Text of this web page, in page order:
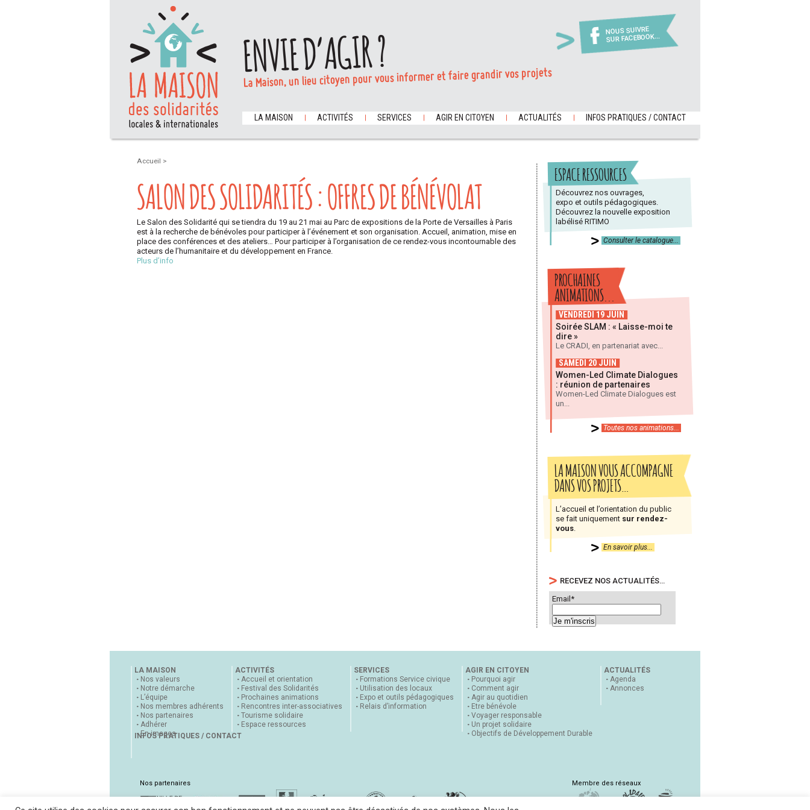
NOUS SUIVRE
SUR FACEBOOK...
ENVIE D’AGIR ?
La Maison, un lieu citoyen pour vous informer et faire grandir vos projets
LA MAISON ACTIVITÉS SERVICES AGIR EN CITOYEN ACTUALITÉS INFOS PRATIQUES / CONTACT
Accueil >
SALON DES SOLIDARITÉS : OFFRES DE BÉNÉVOLAT
Le Salon des Solidarité qui se tiendra du 19 au 21 mai au Parc de expositions de la Porte de Versailles à Paris
est à la recherche de bénévoles pour participer à l’événement et son organisation. Accueil, animation, mise en
place des conférences et des ateliers… Pour participer à l’organisation de ce rendez-vous incontournable des
acteurs de l’humanitaire et du développement en France.
Plus d’info
ESPACE RESSOURCES
Découvrez nos ouvrages,
expo et outils pédagogiques.
Découvrez la nouvelle exposition
labélisé RITIMO
Consulter le catalogue...
PROCHAINES
ANIMATIONS...
VENDREDI 19 JUIN
Soirée SLAM : « Laisse-moi te
dire »
Le CRADI, en partenariat avec...
SAMEDI 20 JUIN
Women-Led Climate Dialogues
: réunion de partenaires
Women-Led Climate Dialogues est
un...
Toutes nos animations...
LA MAISON VOUS ACCOMPAGNE
DANS VOS PROJETS…
L’accueil et l’orientation du public
se fait uniquement sur rendez-
vous
En savoir plus...
RECEVEZ NOS ACTUALITÉS…
Email*
LA MAISON
Nos valeurs
Notre démarche
L’équipe
Nos membres adhérents
Nos partenaires
Adhérer
En images
ACTIVITÉS
Accueil et orientation
Festival des Solidarités
Prochaines animations
Rencontres inter-associatives
Tourisme solidaire
Espace ressources
SERVICES
Formations Service civique
Utilisation des locaux
Expo et outils pédagogiques
Relais d’information
AGIR EN CITOYEN
Pourquoi agir
Comment agir
Agir au quotidien
Etre bénévole
Voyager responsable
Un projet solidaire
Objectifs de Développement Durable
ACTUALITÉS
Agenda
Annonces
INFOS PRATIQUES / CONTACT
Nos partenaires Membre des réseaux